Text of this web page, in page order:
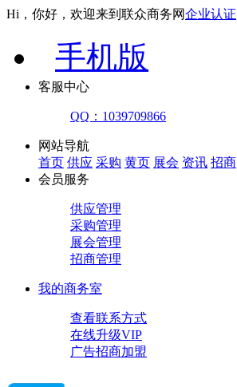
Hi，你好，欢迎来到联众商务网企业认证
手机版
客服中心
QQ：1039709866
网站导航
首页 供应 采购 黄页 展会 资讯 招商
会员服务
供应管理
采购管理
展会管理
招商管理
我的商务室
查看联系方式
在线升级VIP
广告招商加盟